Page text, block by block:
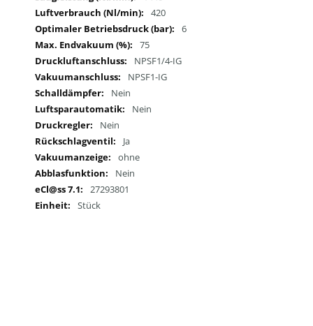
420
6
75
NPSF1/4-IG
NPSF1-IG
Nein
Nein
Nein
Ja
ohne
Nein
27293801
Stück